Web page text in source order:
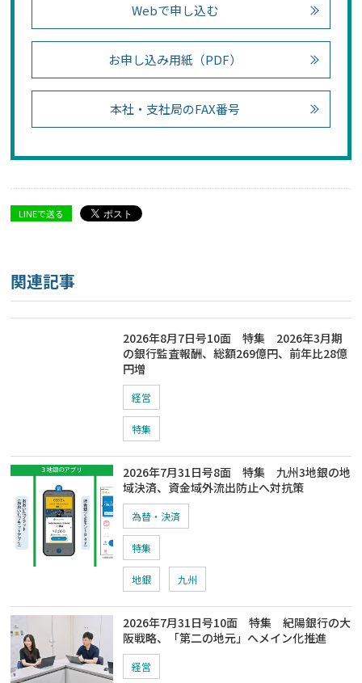
Webで申し込む
お申し込み用紙（PDF）
本社・支社局のFAX番号
LINEで送る
関連記事
2026年8月7日号10面 特集 2026年3月期
の銀行監査報酬、総額269億円、前年比28億
円増
経営
特集
2026年7月31日号8面 特集 九州3地銀の地
域決済、資金域外流出防止へ対抗策
為替・決済
特集
地銀 九州
2026年7月31日号10面 特集 紀陽銀行の大
阪戦略、「第二の地元」へメイン化推進
経営